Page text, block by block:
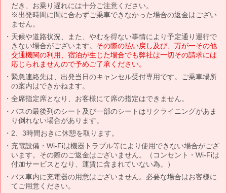
だき、お乗り遅れには十分ご注意ください。
※出発時間に間に合わずご乗車できなかった場合の返金はござい
ません。
天候や道路状況、また、やむを得ない事情により予定通り運行で
きない場合がございます。 その際の払い戻し及び、万が一その他
交通機関の利用、宿泊が生じた場合でも弊社は一切その請求には
応じられませんので予めご了承ください。
緊急連絡先は、出発当日のキャンセル受付専用です。ご乗車場所
の案内はできかねます。
全席指定席となり、お客様にて席の指定はできません。
バスの最後列のシート及び一部のシートはリクライニングがあま
り倒れない場合があります。
2、3時間おきに休憩を取ります。
充電設備・Wi-Fiは機器トラブル等により使用できない場合がござ
います。その際のご返金はございません。（コンセント・Wi-Fiは
付加サービスとなり、運賃に含まれていない為。）
バス車内に充電器の用意はございません。必要な場合はお客様に
てご用意ください。